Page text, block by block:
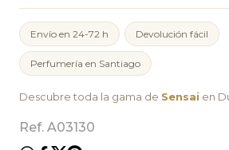
Envío en 24-72 h Devolución fácil
Perfumería en Santiago
Descubre toda la gama de Sensai en
Ref. A03130